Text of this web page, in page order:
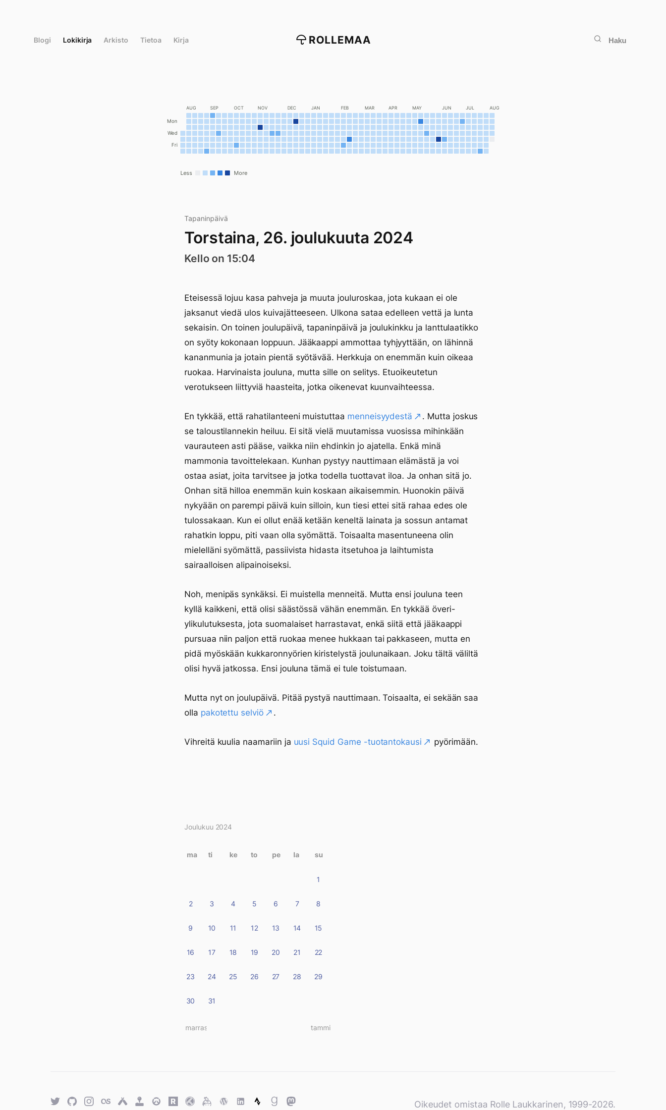
Blogi Lokikirja Arkisto Tietoa Kirja ROLLEMAA Haku
Mon
Wed
Fri
AUG SEP OCT NOV DEC JAN FEB MAR APR MAY JUN JUL AUG
Less More
Tapaninpäivä
Torstaina, 26. joulukuuta 2024
Kello on 15:04
Eteisessä lojuu kasa pahveja ja muuta jouluroskaa, jota kukaan ei ole
jaksanut viedä ulos kuivajätteeseen. Ulkona sataa edelleen vettä ja lunta
sekaisin. On toinen joulupäivä, tapaninpäivä ja joulukinkku ja lanttulaatikko
on syöty kokonaan loppuun. Jääkaappi ammottaa tyhjyyttään, on lähinnä
kananmunia ja jotain pientä syötävää. Herkkuja on enemmän kuin oikeaa
ruokaa. Harvinaista jouluna, mutta sille on selitys. Etuoikeutetun
verotukseen liittyviä haasteita, jotka oikenevat kuunvaihteessa.
En tykkää, että rahatilanteeni muistuttaa menneisyydestä
. Mutta joskus
se taloustilannekin heiluu. Ei sitä vielä muutamissa vuosissa mihinkään
vaurauteen asti pääse, vaikka niin ehdinkin jo ajatella. Enkä minä
mammonia tavoittelekaan. Kunhan pystyy nauttimaan elämästä ja voi
ostaa asiat, joita tarvitsee ja jotka todella tuottavat iloa. Ja onhan sitä jo.
Onhan sitä hilloa enemmän kuin koskaan aikaisemmin. Huonokin päivä
nykyään on parempi päivä kuin silloin, kun tiesi ettei sitä rahaa edes ole
tulossakaan. Kun ei ollut enää ketään keneltä lainata ja sossun antamat
rahatkin loppu, piti vaan olla syömättä. Toisaalta masentuneena olin
mielelläni syömättä, passiivista hidasta itsetuhoa ja laihtumista
sairaalloisen alipainoiseksi.
Noh, menipäs synkäksi. Ei muistella menneitä. Mutta ensi jouluna teen
kyllä kaikkeni, että olisi säästössä vähän enemmän. En tykkää överi-
ylikulutuksesta, jota suomalaiset harrastavat, enkä siitä että jääkaappi
pursuaa niin paljon että ruokaa menee hukkaan tai pakkaseen, mutta en
pidä myöskään kukkaronnyörien kiristelystä joulunaikaan. Joku tältä väliltä
olisi hyvä jatkossa. Ensi jouluna tämä ei tule toistumaan.
Mutta nyt on joulupäivä. Pitää pystyä nauttimaan. Toisaalta, ei sekään saa
olla pakotettu selviö .
Vihreitä kuulia naamariin ja uusi Squid Game -tuotantokausi pyörimään.
Kirjoitukset
kalenterissa
Joulukuu 2024
ma ti ke to pe la su
1
2 3 4 5 6 7 8
9 10 11 12 13 14 15
16 17 18 19 20 21 22
23 24 25 26 27 28 29
30 31
« marras tammi »
TwitterGitHubTwitterLast.fmUntappd
RetroOverwatch
Rawg.ioTraktKeybaseWordPress
WordPress
StravaGoodreads
Mastodon Oikeudet omistaa Rolle Laukkarinen, 1999-2026.